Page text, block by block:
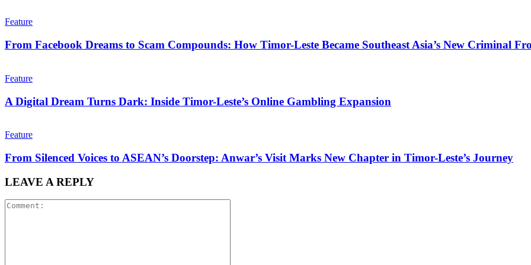
Feature
From Facebook Dreams to Scam Compounds: How Timor-Leste Became Southeast Asia’s New Criminal
Feature
A Digital Dream Turns Dark: Inside Timor-Leste’s Online Gambling Expansion
Feature
From Silenced Voices to ASEAN’s Doorstep: Anwar’s Visit Marks New Chapter in Timor-Leste’s Journey
LEAVE A REPLY